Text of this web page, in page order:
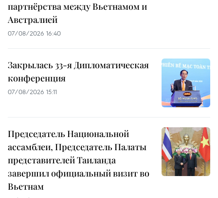
партнёрства между Вьетнамом и
Австралией
07/08/2026 16:40
Закрылась 33-я Дипломатическая
конференция
07/08/2026 15:11
Председатель Национальной
ассамблеи, Председатель Палаты
представителей Таиланда
завершил официальный визит во
Вьетнам